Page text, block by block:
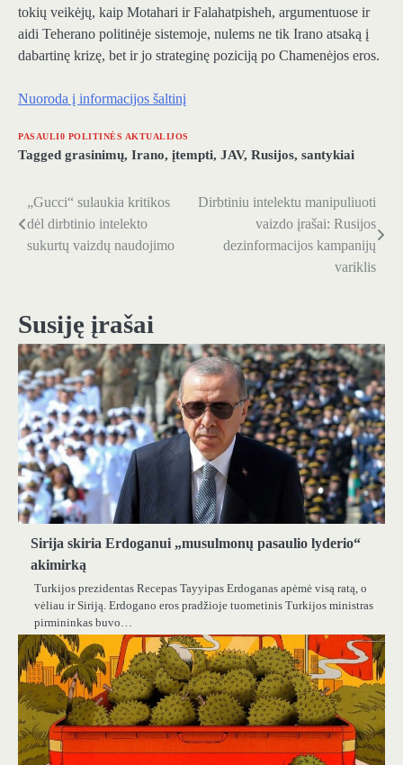
tokių veikėjų, kaip Motahari ir Falahatpisheh, argumentuose ir
aidi Teherano politinėje sistemoje, nulems ne tik Irano atsaką į
dabartinę krizę, bet ir jo strateginę poziciją po Chamenėjos eros.
Nuoroda į informacijos šaltinį
PASAULI0 POLITINĖS AKTUALIJOS
Tagged grasinimų, Irano, įtempti, JAV, Rusijos, santykiai
Navigacija
tarp
„Gucci“ sulaukia kritikos
dėl dirbtinio intelekto
sukurtų vaizdų naudojimo
Dirbtiniu intelektu manipuliuoti
vaizdo įrašai: Rusijos
dezinformacijos kampanijų
variklis
Susiję įrašai
Sirija skiria Erdoganui „musulmonų pasaulio lyderio“
akimirką
Turkijos prezidentas Recepas Tayyipas Erdoganas apėmė visą ratą, o
vėliau ir Siriją. Erdogano eros pradžioje tuometinis Turkijos ministras
pirmininkas buvo…